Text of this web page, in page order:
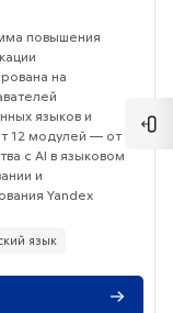
повышения
на
языков и
12 модулей — от
с AI в языковом
и
Yandex
логики до создания
разработки
чат-
язык